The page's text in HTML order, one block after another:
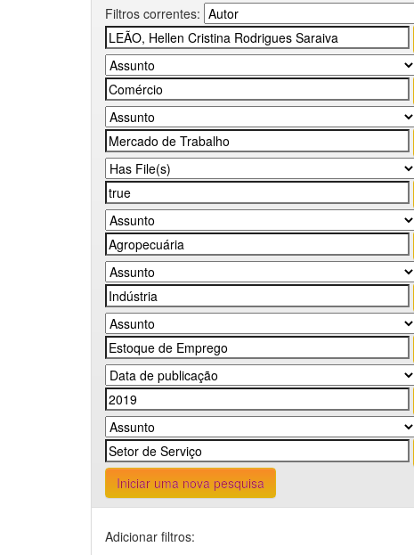
Filtros correntes:
Iniciar uma nova pesquisa
Adicionar filtros: